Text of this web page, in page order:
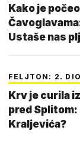
Kako je
Ustaše nas
FELJTON: 2. DIO
Krv je curila
pred Splitom:
Kraljevića?